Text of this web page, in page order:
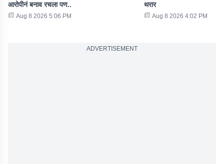
आरोपीनं बनाव रचला पण..
Aug 8 2026 5:06 PM
थरार
Aug 8 2026 4:02 PM
ADVERTISEMENT